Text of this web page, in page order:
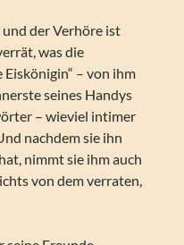
und der Verhöre ist
was die
– von ihm
seines Handys
– wieviel intimer
nachdem sie ihn
nimmt sie ihm auch
von dem verraten,